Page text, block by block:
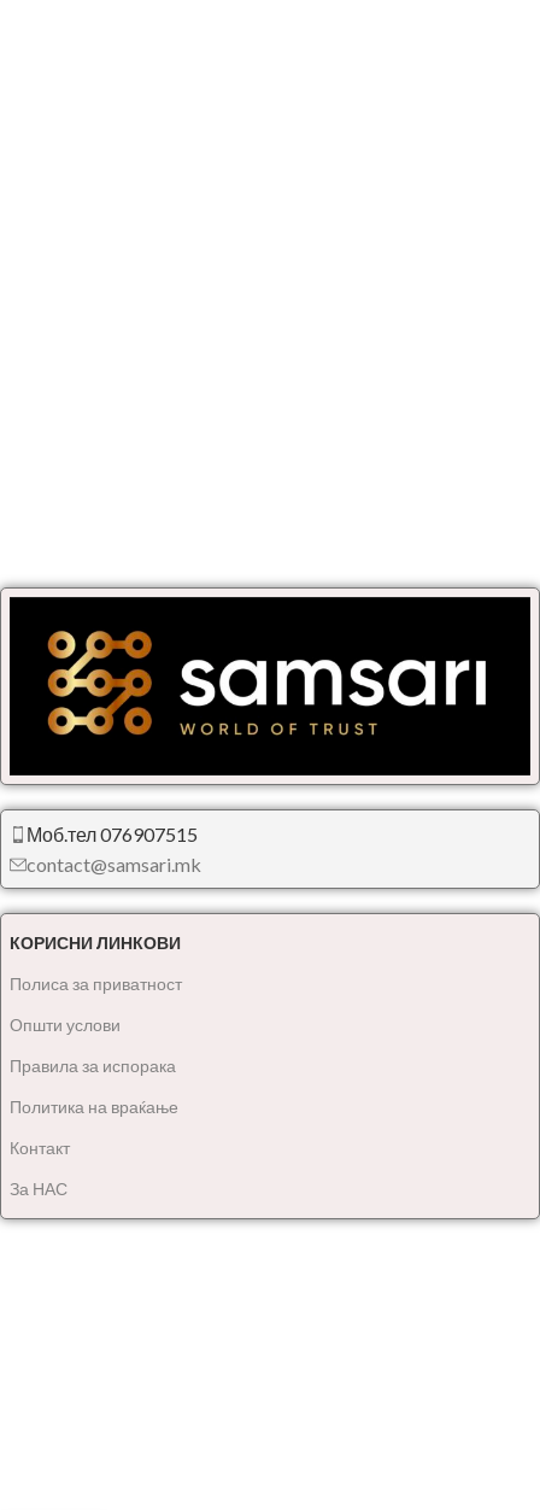
Моб.тел 076907515
contact@samsari.mk
КОРИСНИ ЛИНКОВИ
Полиса за приватност
Општи услови
Правила за испорака
Политика на враќање
Контакт
За НАС